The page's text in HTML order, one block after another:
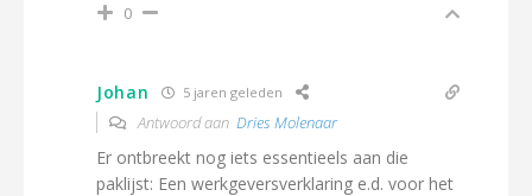
0
Johan 5 jaren geleden
Antwoord aan Dries Molenaar
Er ontbreekt nog iets essentieels aan die
paklijst: Een werkgeversverklaring e.d. voor het